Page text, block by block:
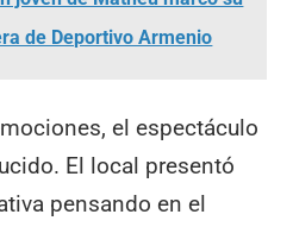
de Deportivo Armenio
el espectáculo
El local presentó
pensando en el